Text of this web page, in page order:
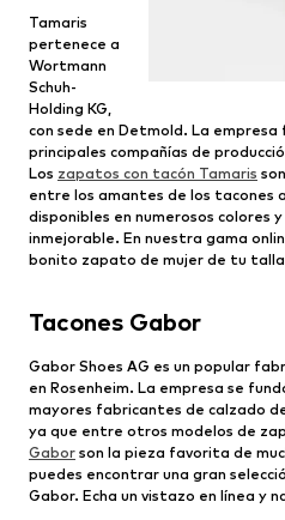
Tamaris
pertenece a
Wortmann
Schuh-
Holding KG,
con sede en Detmold. La empresa
principales compañías de
Los zapatos con tacón Tamaris
entre los amantes de los tacones
disponibles en numerosos colores
inmejorable. En nuestra gama
bonito zapato de mujer de tu talla
Tacones Gabor
Gabor Shoes AG es un popular
en Rosenheim. La empresa se
mayores fabricantes de calzado
ya que entre otros modelos de
Gabor son la pieza favorita de
puedes encontrar una gran
Gabor. Echa un vistazo en línea y